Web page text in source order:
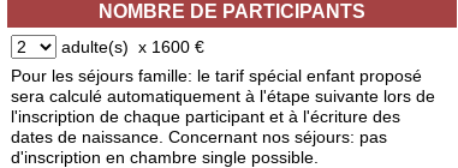
NOMBRE DE PARTICIPANTS
adulte(s) x 1600 €
Pour les séjours famille: le tarif spécial enfant proposé
sera calculé automatiquement à l'étape suivante lors de
l'inscription de chaque participant et à l'écriture des
dates de naissance. Concernant nos séjours: pas
d'inscription en chambre single possible.